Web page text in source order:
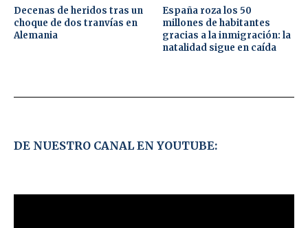
Decenas de heridos tras un
choque de dos tranvías en
Alemania
España roza los 50
millones de habitantes
gracias a la inmigración: la
natalidad sigue en caída
DE NUESTRO CANAL EN YOUTUBE: